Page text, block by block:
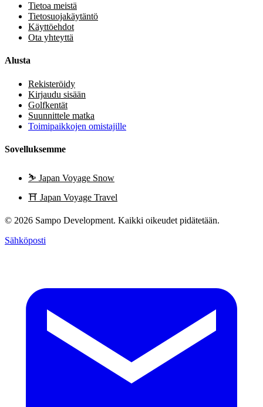
Tietoa meistä
Tietosuojakäytäntö
Käyttöehdot
Ota yhteyttä
Alusta
Rekisteröidy
Kirjaudu sisään
Golfkentät
Suunnittele matka
Toimipaikkojen omistajille
Sovelluksemme
⛷️ Japan Voyage Snow
⛩️ Japan Voyage Travel
© 2026 Sampo Development. Kaikki oikeudet pidätetään.
Sähköposti